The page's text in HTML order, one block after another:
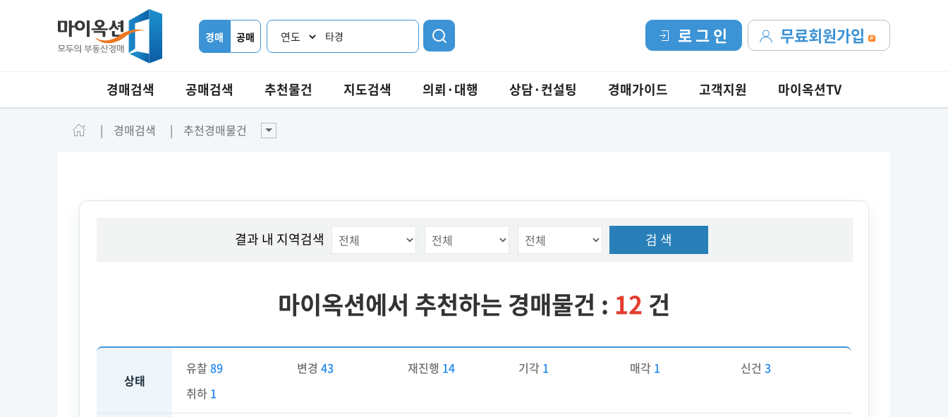
경매 공매 타경 무료회원가입
로 그 인
경매검색 공매검색 추천물건 지도검색 의뢰·대행 상담·컨설팅 경매가이드 고객지원 마이옥션TV
경매검색 추천경매물건
결과 내 지역검색 검 색
마이옥션에서 추천하는 경매물건 : 12 건
상태
유찰 89 변경43 재진행 14 기각 1 매각 1 신건 3
취하 1